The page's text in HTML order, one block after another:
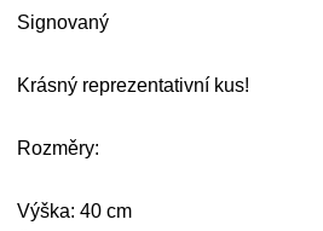
Signovaný
Krásný reprezentativní kus!
Rozměry:
Výška: 40 cm